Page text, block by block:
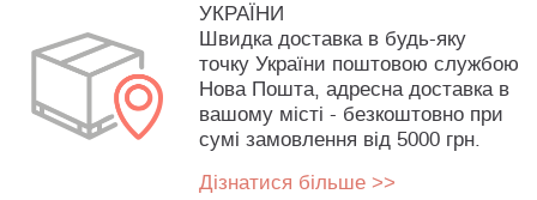
УКРАЇНИ
Швидка доставка в будь-яку
точку України поштовою службою
Нова Пошта, адресна доставка в
вашому місті - безкоштовно при
сумі замовлення від 5000 грн.
Дізнатися більше >>